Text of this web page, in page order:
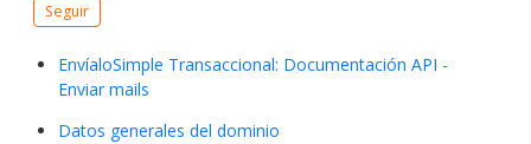
Seguir
EnvíaloSimple Transaccional: Documentación API -
Enviar mails
Datos generales del dominio